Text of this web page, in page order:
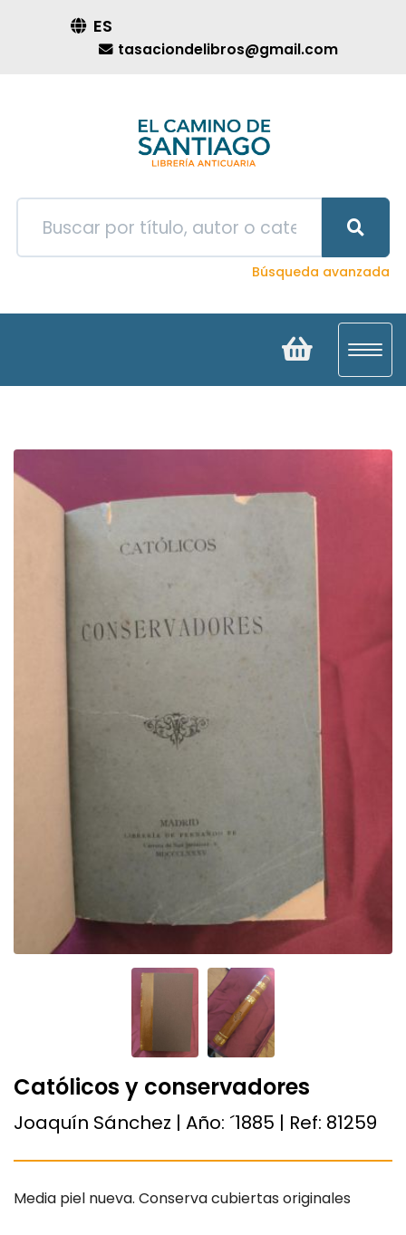
ES
tasaciondelibros@gmail.com
Búsqueda avanzada
Católicos y conservadores
Joaquín Sánchez | Año: ´1885 | Ref: 81259
Media piel nueva. Conserva cubiertas originales